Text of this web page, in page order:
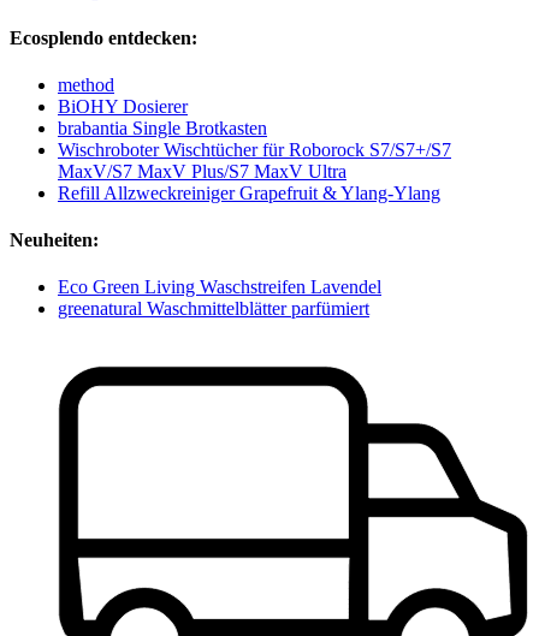
Ecosplendo entdecken:
method
BiOHY Dosierer
brabantia Single Brotkasten
Wischroboter Wischtücher für Roborock S7/S7+/S7
MaxV/S7 MaxV Plus/S7 MaxV Ultra
Refill Allzweckreiniger Grapefruit & Ylang-Ylang
Neuheiten:
Eco Green Living Waschstreifen Lavendel
greenatural Waschmittelblätter parfümiert